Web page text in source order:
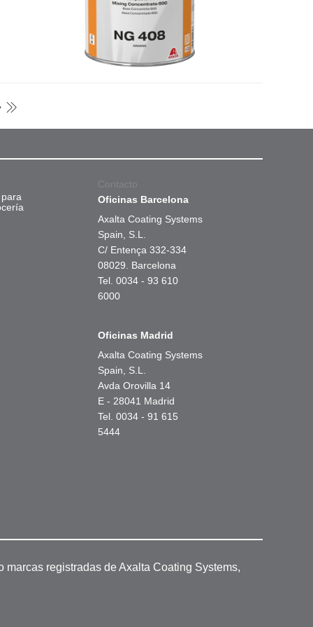
Contacto
Oficinas Barcelona
Axalta Coating Systems
Spain, S.L.
C/ Entença 332-334
08029. Barcelona
Tel. 0034 - 93 610
6000
Oficinas Madrid
Axalta Coating Systems
Spain, S.L.
Avda Orovilla 14
E - 28041 Madrid
Tel. 0034 - 91 615
5444
registradas de Axalta Coating Systems,